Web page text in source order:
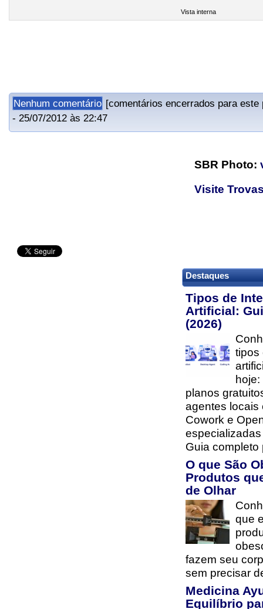
Vista interna
Nenhum comentário [comentários encerrados para
- 25/07/2012 às 22:47
SBR Photo:
Visite
Destaques
Tipos de
Artificial:
(2026)
tipos
planos
agentes locais
Cowork e
Guia completo
O que São
Produtos
de Olhar
que
fazem seu
sem precisar
Medicina
Equilíbrio